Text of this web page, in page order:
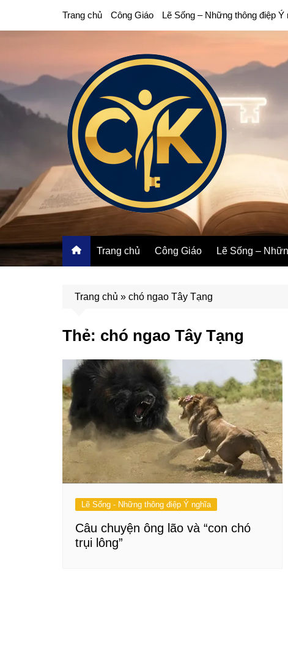
Trang chủ Công Giáo Lẽ Sống – Những thông điệp Ý
Trang chủ Công Giáo Lẽ Sống –
Trang chủ » chó ngao Tây Tạng
Thẻ: chó ngao Tây Tạng
Lẽ Sống - Những thông điệp Ý nghĩa
Câu chuyện ông lão và “con chó
trụi lông”